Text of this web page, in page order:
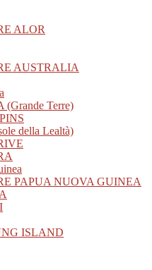
ALOR
AUSTRALIA
(Grande Terre)
della Lealtà)
PAPUA NUOVA GUINEA
ISLAND